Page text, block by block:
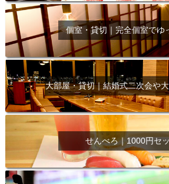
個室・貸切｜完全個室でゆ
大部屋・貸切｜結婚式二次会や
せんべろ｜1000円セ